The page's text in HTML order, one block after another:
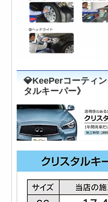
💎KeePerコーティ
タルキーパー》